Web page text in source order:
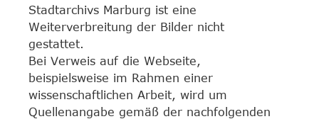
Stadtarchivs Marburg ist eine
Weiterverbreitung der Bilder nicht
gestattet.
Bei Verweis auf die Webseite,
beispielsweise im Rahmen einer
wissenschaftlichen Arbeit, wird um
Quellenangabe gemäß der nachfolgenden